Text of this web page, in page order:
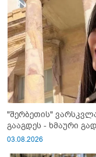
"შერბეთის"
გააგდეს - ხმაური
03.08.2026